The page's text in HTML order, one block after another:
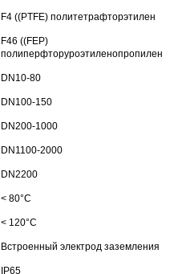
F4 ((PTFE) политетрафторэтилен
F46 ((FEP)
полиперфторуроэтиленопропилен
DN10-80
DN100-150
DN200-1000
DN1100-2000
DN2200
< 80°C
< 120°C
Встроенный электрод заземления
IP65